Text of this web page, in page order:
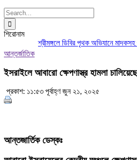
Search
for:
শিরোনাম
শ্রীমঙ্গলে ডিবির পৃথক অভিযানে মাদকসহ
আন্তর্জাতিক
ইসরাইলে আবারো ক্ষেপণাস্ত্র হামলা
প্রকাশ: ১১:৫৩ পূর্বাহ্ণ জুন ২১, ২০২৫
আন্তজার্তিক ডেস্কঃ